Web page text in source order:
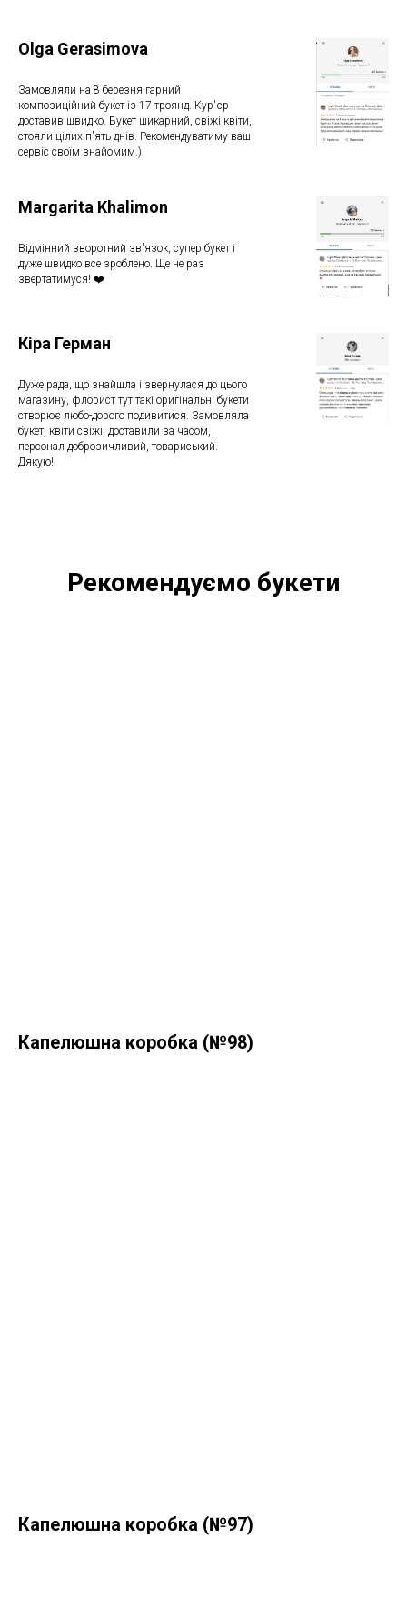
Olga Gerasimova
Замовляли на 8 березня гарний
композиційний букет із 17 троянд. Кур'єр
доставив швидко. Букет шикарний, свіжі квіти,
стояли цілих п'ять днів. Рекомендуватиму ваш
сервіс своїм знайомим.)
Margarita Khalimon
Відмінний зворотний зв'язок, супер букет і
дуже швидко все зроблено. Ще не раз
звертатимуся! ❤️
Кіра Герман
Дуже рада, що знайшла і звернулася до цього
магазину, флорист тут такі оригінальні букети
створює любо-дорого подивитися. Замовляла
букет, квіти свіжі, доставили за часом,
персонал доброзичливий, товариський.
Дякую!
Рекомендуємо букети
Капелюшна коробка (№98)
Капелюшна коробка (№97)